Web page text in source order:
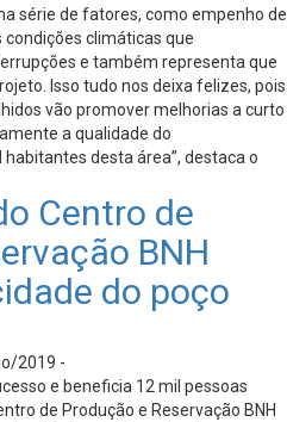
série de fatores, como empenho de
climáticas que
e também representa que
Isso tudo nos deixa felizes, pois
vão promover melhorias a curto
a qualidade do
desta área”, destaca o
Centro de
BNH
do poço
2019 -
e beneficia 12 mil pessoas
de Produção e Reservação BNH